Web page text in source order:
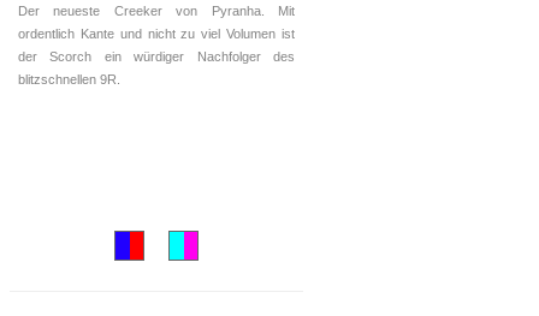
Der neueste Creeker von Pyranha. Mit
ordentlich Kante und nicht zu viel Volumen ist
der Scorch ein würdiger Nachfolger des
blitzschnellen 9R.